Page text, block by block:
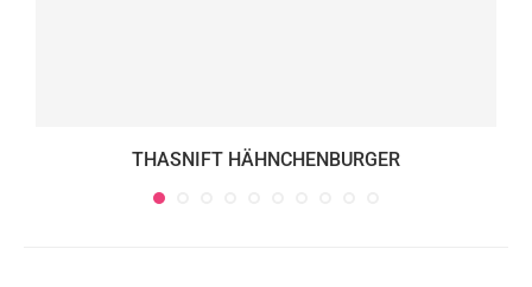
THASNIFT HÄHNCHENBURGER